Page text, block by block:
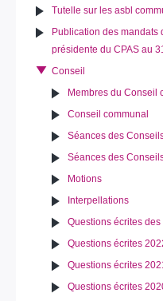
Tutelle sur les asbl
Publication des
présidente du CPAS au
Conseil
Membres du Conseil
Conseil communal
Séances des
Séances des
Motions
Interpellations
Questions écrites
Questions écrites
Questions écrites
Questions écrites